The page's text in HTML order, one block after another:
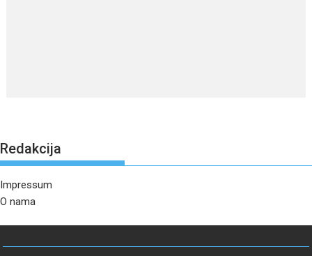
Redakcija
Impressum
O nama